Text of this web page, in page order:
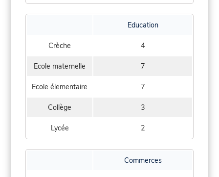
Education
Crèche 4
Ecole maternelle 7
Ecole élementaire 7
Collège 3
Lycée 2
Commerces